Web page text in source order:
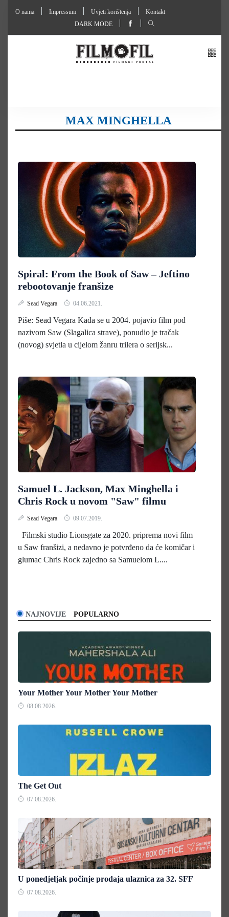
O nama Impressum Uvjeti korištenja
Kontakt
DARK MODE
MAX MINGHELLA
Spiral: From the Book of Saw – Jeftino
rebootovanje franšize
Sead Vegara 04.06.2021.
Piše: Sead Vegara Kada se u 2004. pojavio film pod
nazivom Saw (Slagalica strave), ponudio je tračak
(novog) svjetla u cijelom žanru trilera o serijsk...
Samuel L. Jackson, Max Minghella i
Chris Rock u novom "Saw" filmu
Sead Vegara 09.07.2019.
Filmski studio Lionsgate za 2020. priprema novi film
u Saw franšizi, a nedavno je potvrđeno da će komičar i
glumac Chris Rock zajedno sa Samuelom L....
NAJNOVIJE POPULARNO
Your Mother Your Mother Your Mother
08.08.2026.
The Get Out
07.08.2026.
U ponedjeljak počinje prodaja ulaznica za 32. SFF
07.08.2026.